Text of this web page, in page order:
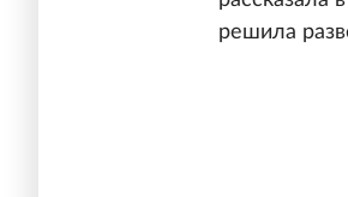
решила